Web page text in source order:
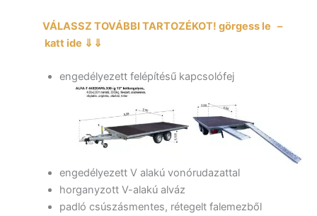
VÁLASSZ TOVÁBBI TARTOZÉKOT! görgess le –
katt ide ⇓⇓
engedélyezett felépítésű kapcsolófej
engedélyezett V alakú vonórudazattal
horganyzott V-alakú alváz
padló csúszásmentes, rétegelt falemezből